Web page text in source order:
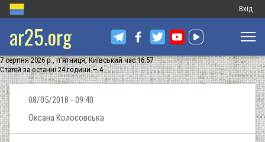
Меню
запису
Вхід
ar25.org
7 серпня 2026 р., п'ятниця, Київський час 16:57
Статей за останні 24 години — 4
08/05/2018 - 09:40
Оксана Колосовська